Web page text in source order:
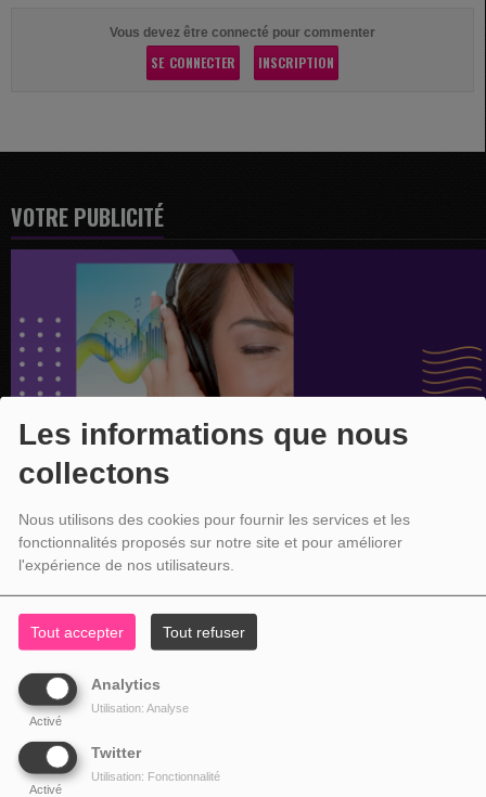
Les informations que nous
collectons
Nous utilisons des cookies pour fournir les services et les
fonctionnalités proposés sur notre site et pour améliorer
l'expérience de nos utilisateurs.
Tout accepter Tout refuser
Analytics
Activé
Utilisation: Analyse
Twitter
Activé
Utilisation: Fonctionnalité
Vous devez être connecté pour commenter
SE CONNECTER INSCRIPTION
VOTRE PUBLICITÉ